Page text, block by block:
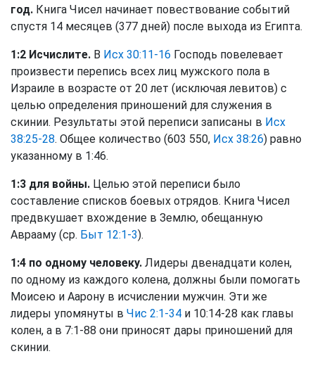
год. Книга Чисел начинает повествование событий
спустя 14 месяцев (377 дней) после выхода из Египта.
1:2 Исчислите. В Исх 30:11-16 Господь повелевает
произвести перепись всех лиц мужского пола в
Израиле в возрасте от 20 лет (исключая левитов) с
целью определения приношений для служения в
скинии. Результаты этой переписи записаны в Исх
38:25-28. Общее количество (603 550, Исх 38:26) равно
указанному в 1:46.
1:3 для войны. Целью этой переписи было
составление списков боевых отрядов. Книга Чисел
предвкушает вхождение в Землю, обещанную
Аврааму (ср. Быт 12:1-3).
1:4 по одному человеку. Лидеры двенадцати колен,
по одному из каждого колена, должны были помогать
Моисею и Аарону в исчислении мужчин. Эти же
лидеры упомянуты в Чис 2:1-34 и 10:14-28 как главы
колен, а в 7:1-88 они приносят дары приношений для
скинии.